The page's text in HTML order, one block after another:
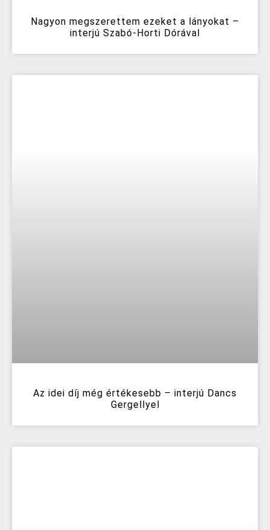
Nagyon megszerettem ezeket a lányokat –
interjú Szabó-Horti Dórával
Az idei díj még értékesebb – interjú Dancs
Gergellyel